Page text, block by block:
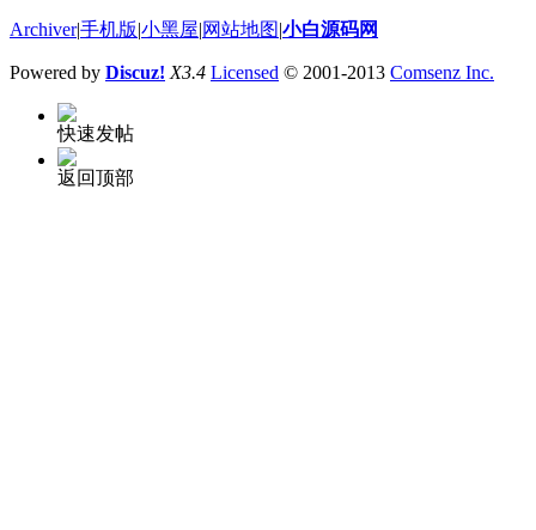
Archiver|手机版 小黑屋 网站地图 小白源码网
Powered by Discuz! X3.4 Licensed © 2001-2013 Comsenz Inc.
快速发帖
返回顶部